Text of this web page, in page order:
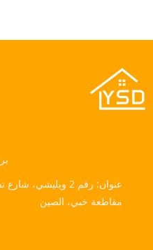
عنوان:
رقم 2 ويليشي،
مقاطعة خبي، الصين